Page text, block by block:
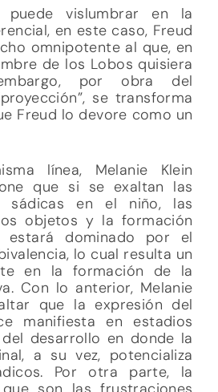
vislumbrar en la
en este caso, Freud
omnipotente al que, en
de los Lobos quisiera
por obra del
se transforma
Freud lo devore como un
línea, Melanie Klein
que si se exaltan las
sádicas en el niño, las
objetos y la formación
dominado por el
lo cual resulta un
en la formación de la
Con lo anterior, Melanie
que la expresión del
manifiesta en estadios
desarrollo en donde la
a su vez, potencializa
Por otra parte, la